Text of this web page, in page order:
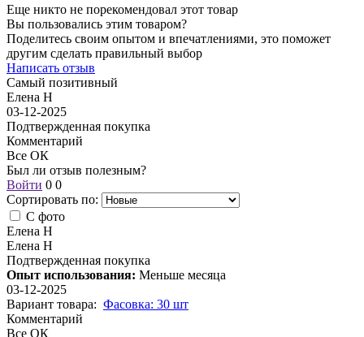
Еще никто не порекомендовал этот товар
Вы пользовались этим товаром?
Поделитесь своим опытом и впечатлениями, это поможет
другим сделать правильный выбор
Написать отзыв
Самый позитивный
Елена Н
03-12-2025
Подтвержденная покупка
Комментарий
Все ОК
Был ли отзыв полезным?
Войти 0 0
Сортировать по:
С фото
Елена Н
Елена Н
Подтвержденная покупка
Опыт использования: Меньше месяца
03-12-2025
Вариант товара: Фасовка: 30 шт
Комментарий
Все ОК